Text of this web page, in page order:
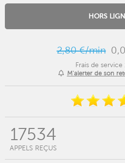
HORS
2,80 €/min
Frais de service
M'alerter de son
17534
APPELS REÇUS